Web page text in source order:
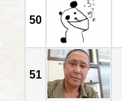
50
51